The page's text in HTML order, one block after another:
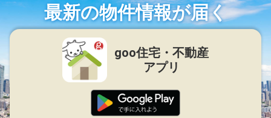
最新の物件情報が届く
goo住宅・不動産
アプリ